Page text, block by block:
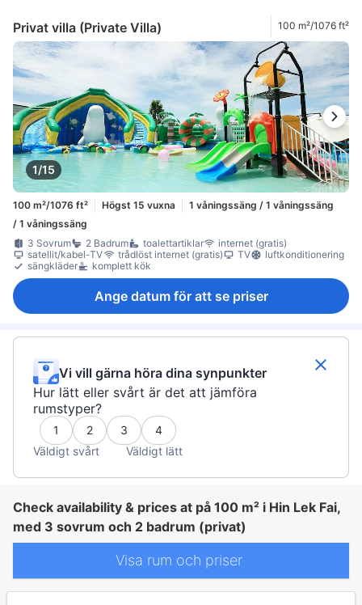
Privat villa (Private Villa) 100 m²/1076 ft²
1/15
100 m²/1076 ft² Högst 15 vuxna
1 våningssäng / 1 våningssäng
/ 1 våningssäng
3 Sovrum
2 Badrum toalettartiklar
internet (gratis)
satellit/kabel-TV
trådlöst internet (gratis) TV
luftkonditionering
sängkläder
komplett kök
Ange datum för att se priser
Vi vill gärna höra dina synpunkter
Hur lätt eller svårt är det att jämföra
rumstyper?
1 2 3
4
Väldigt svårt
Väldigt lätt
Check availability & prices at på 100 m² i Hin Lek Fai,
med 3 sovrum och 2 badrum (privat)
Visa rum och priser